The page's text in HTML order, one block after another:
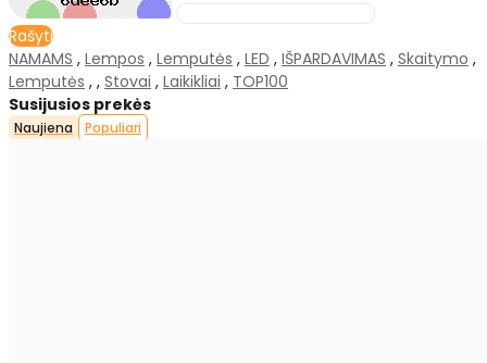
Rašyti
NAMAMS , Lempos , Lemputės , LED , IŠPARDAVIMAS , Skaitymo ,
Lemputės , , Stovai , Laikikliai , TOP100
Susijusios prekės
Naujiena Populiari